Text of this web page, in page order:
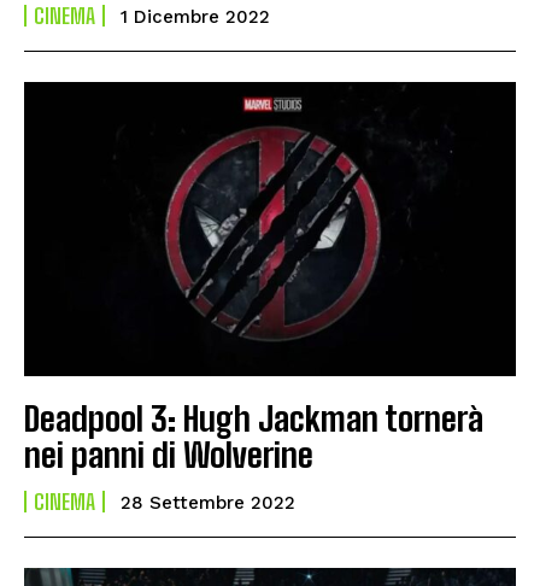
CINEMA 1 Dicembre 2022
Deadpool 3: Hugh Jackman tornerà
nei panni di Wolverine
CINEMA 28 Settembre 2022